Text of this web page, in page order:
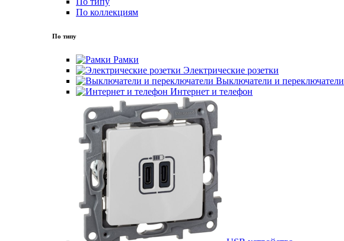
По коллекциям
По типу
Рамки
Электрические розетки
Выключатели и переключатели
Интернет и телефон